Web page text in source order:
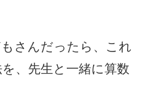
さんだったら、これ
、先生と一緒に算数